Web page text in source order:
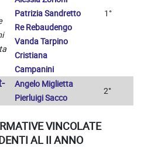
Patrizia Sandretto
Re Rebaudengo
Vanda Tarpino
Cristiana
Campanini
1°
Angelo Miglietta
Pierluigi Sacco
2°
VINCOLATE
AL II ANNO